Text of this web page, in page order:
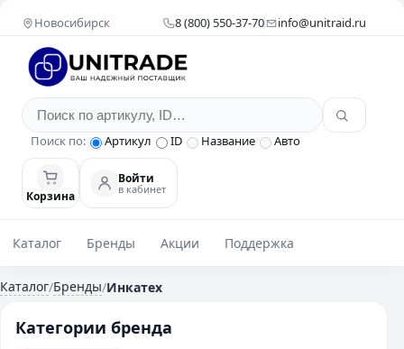
Новосибирск 8 (800) 550-37-70 info@unitraid.ru
Поиск по: Артикул ID Название Авто
Корзина
Войти
в кабинет
Каталог Бренды Акции Поддержка
Каталог/Бренды/Инкатех
Категории бренда